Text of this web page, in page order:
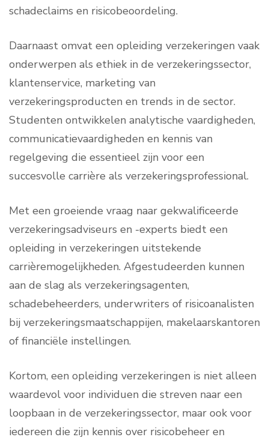
schadeclaims en risicobeoordeling.
Daarnaast omvat een opleiding verzekeringen vaak
onderwerpen als ethiek in de verzekeringssector,
klantenservice, marketing van
verzekeringsproducten en trends in de sector.
Studenten ontwikkelen analytische vaardigheden,
communicatievaardigheden en kennis van
regelgeving die essentieel zijn voor een
succesvolle carrière als verzekeringsprofessional.
Met een groeiende vraag naar gekwalificeerde
verzekeringsadviseurs en -experts biedt een
opleiding in verzekeringen uitstekende
carrièremogelijkheden. Afgestudeerden kunnen
aan de slag als verzekeringsagenten,
schadebeheerders, underwriters of risicoanalisten
bij verzekeringsmaatschappijen, makelaarskantoren
of financiële instellingen.
Kortom, een opleiding verzekeringen is niet alleen
waardevol voor individuen die streven naar een
loopbaan in de verzekeringssector, maar ook voor
iedereen die zijn kennis over risicobeheer en